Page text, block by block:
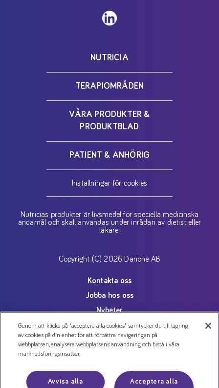
NUTRICIA
TERAPIOMRÅDEN
VÅRA PRODUKTER &
PRODUKTBLAD
PATIENT & ANHÖRIG
Inställningar för cookies
Nutricias produkter är livsmedel för speciella medicinska
ändamål och skall användas under inrådan av dietist eller
läkare.
Copyright (C) 2026 Danone AB
Kontakta oss
Jobba hos oss
Nyheter
Cookies
Personuppgiftspolicy
Genom att klicka på "acceptera alla cookies" samtycker du till lagring
av cookies på din enhet för att förbättra navigeringen på
webbplatsen, analysera webbplatsens användning och bistå i våra
marknadsföringsinsatser.
Acceptera alla
Avvisa alla